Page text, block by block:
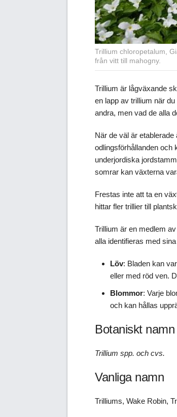
Trillium chloropetalum,
från vitt till mahogny.
Trillium är lågväxande
en lapp av trillium när
andra, men vad de alla
När de väl är
odlingsförhållanden och
underjordiska
somrar kan växterna
Frestas inte att ta en
hittar fler trillier till
Trillium är en medlem
alla identifieras med
Löv: Bladen kan
eller med röd ven.
Blommor: Varje
och kan hållas
Botaniskt namn
Trillium spp. och cvs.
Vanliga namn
Trilliums, Wake Robin,